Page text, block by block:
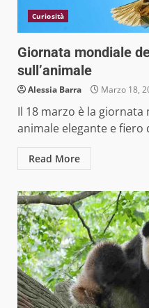
Curiosità
Giornata mondiale
sull’animale
Alessia Barra Marzo 18,
Il 18 marzo è la giornata
animale elegante e fiero
Read More